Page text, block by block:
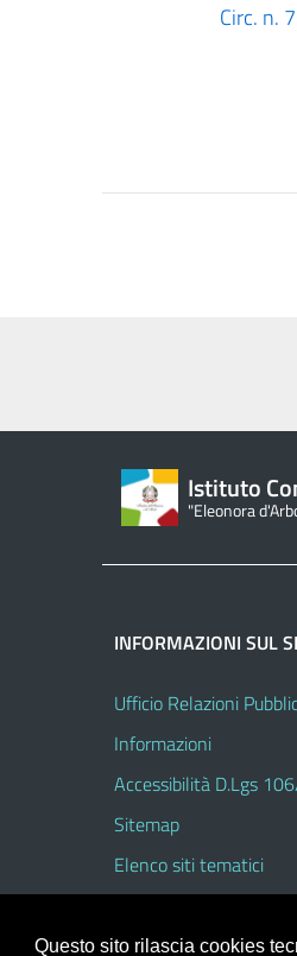
Circ. n.
Istituto
"Eleonora
INFORMAZIONI SUL
Ufficio Relazioni
Informazioni
Accessibilità D.Lgs
Sitemap
Elenco siti tematici
Questo sito rilascia cookies